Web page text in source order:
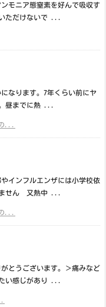
モニア態窒素を好んで吸収す
ただけないで ...
なります。7年くらい前にヤ
昼までに熱 ...
...
インフルエンザには小学校依
ません 又熱中 ...
...
とうございます。＞痛みなど
い感じがあり ...